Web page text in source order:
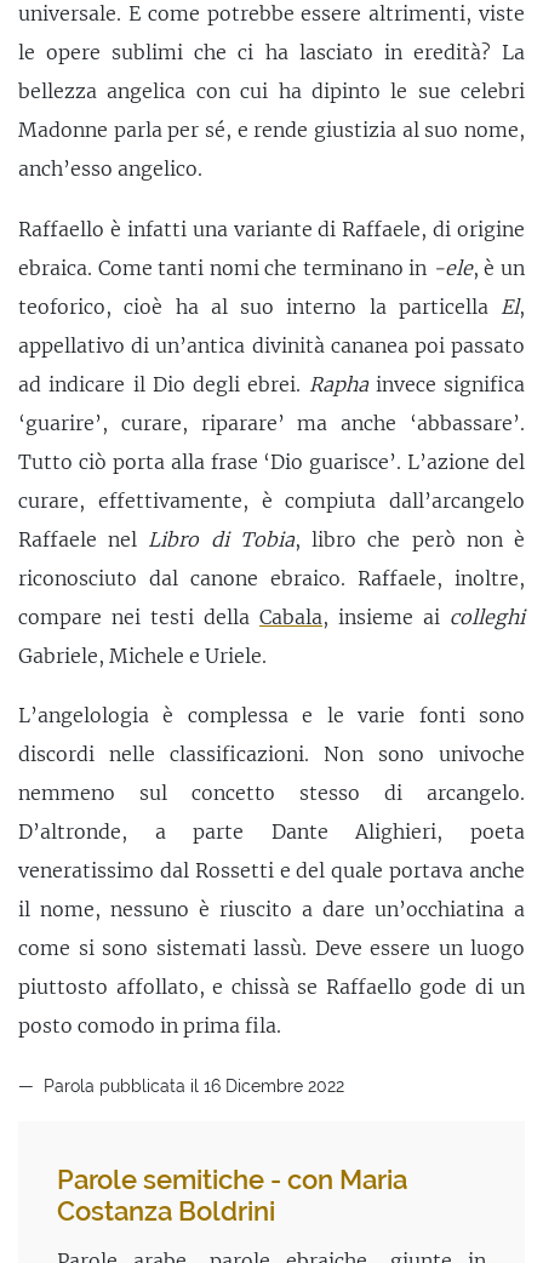
universale. E come potrebbe essere altrimenti, viste
le opere sublimi che ci ha lasciato in eredità? La
bellezza angelica con cui ha dipinto le sue celebri
Madonne parla per sé, e rende giustizia al suo nome,
anch’esso angelico.
Raffaello è infatti una variante di Raffaele, di origine
ebraica. Come tanti nomi che terminano in -ele, è un
teoforico, cioè ha al suo interno la particella El,
appellativo di un’antica divinità cananea poi passato
ad indicare il Dio degli ebrei. Raphainvece significa
‘guarire’, curare, riparare’ ma anche ‘abbassare’.
Tutto ciò porta alla frase ‘Dio guarisce’. L’azione del
curare, effettivamente, è compiuta dall’arcangelo
Raffaele nel Libro di Tobia, libro che però non è
riconosciuto dal canone ebraico. Raffaele, inoltre,
compare nei testi della Cabala, insieme ai colleghi
Gabriele, Michele e Uriele.
L’angelologia è complessa e le varie fonti sono
discordi nelle classificazioni. Non sono univoche
nemmeno sul concetto stesso di arcangelo.
D’altronde, a parte Dante Alighieri, poeta
veneratissimo dal Rossetti e del quale portava anche
il nome, nessuno è riuscito a dare un’occhiatina a
come si sono sistemati lassù. Deve essere un luogo
piuttosto affollato, e chissà se Raffaello gode di un
posto comodo in prima fila.
Parola pubblicata il 16 Dicembre 2022
Parole semitiche - con Maria
Costanza Boldrini